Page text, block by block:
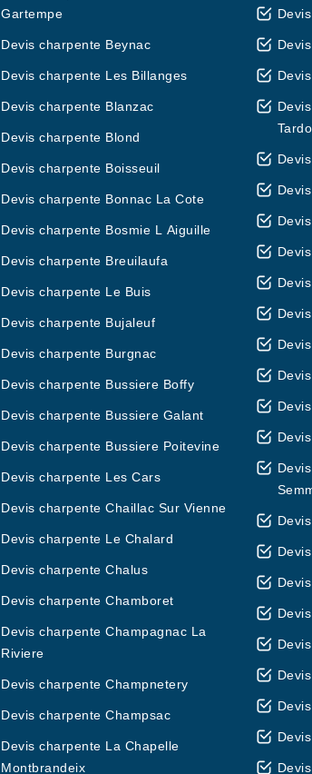
Gartempe
Devis charpente Beynac
Devis charpente Les Billanges
Devis charpente Blanzac
Devis charpente Blond
Devis charpente Boisseuil
Devis charpente Bonnac La Cote
Devis charpente Bosmie L Aiguille
Devis charpente Breuilaufa
Devis charpente Le Buis
Devis charpente Bujaleuf
Devis charpente Burgnac
Devis charpente Bussiere Boffy
Devis charpente Bussiere Galant
Devis charpente Bussiere Poitevine
Devis charpente Les Cars
Devis charpente Chaillac Sur Vienne
Devis charpente Le Chalard
Devis charpente Chalus
Devis charpente Chamboret
Devis charpente Champagnac La
Riviere
Devis charpente Champnetery
Devis charpente Champsac
Devis charpente La Chapelle
Montbrandeix